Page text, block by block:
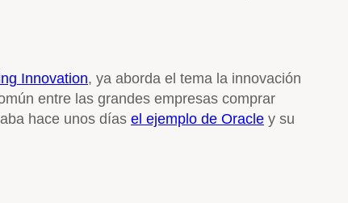
Innovation, ya aborda el tema la innovación
entre las grandes empresas comprar
hace unos días el ejemplo de Oracle y su